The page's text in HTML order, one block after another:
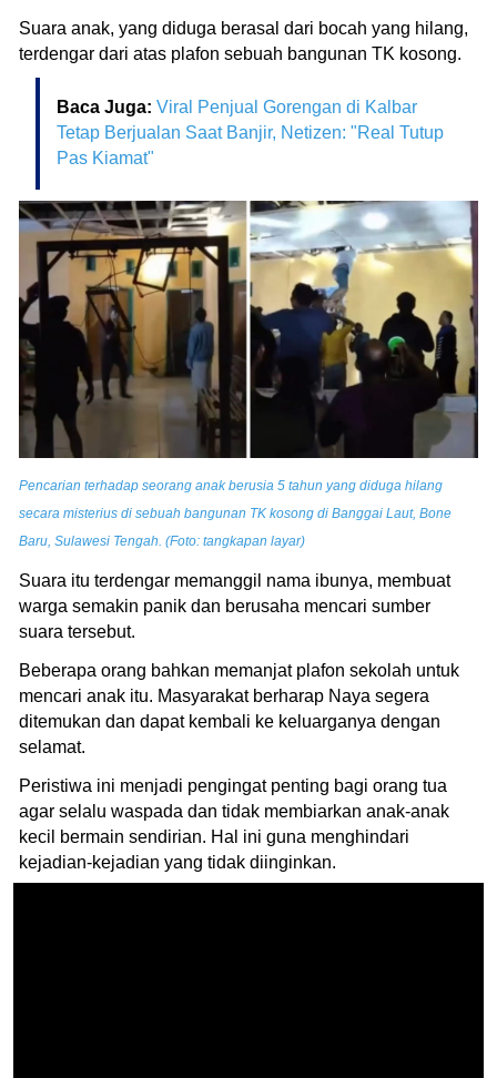
Suara anak, yang diduga berasal dari bocah yang hilang,
terdengar dari atas plafon sebuah bangunan TK kosong.
Baca Juga: Viral Penjual Gorengan di Kalbar
Tetap Berjualan Saat Banjir, Netizen: "Real Tutup
Pas Kiamat"
Pencarian terhadap seorang anak berusia 5 tahun yang diduga hilang
secara misterius di sebuah bangunan TK kosong di Banggai Laut, Bone
Baru, Sulawesi Tengah. (Foto: tangkapan layar)
Suara itu terdengar memanggil nama ibunya, membuat
warga semakin panik dan berusaha mencari sumber
suara tersebut.
Beberapa orang bahkan memanjat plafon sekolah untuk
mencari anak itu. Masyarakat berharap Naya segera
ditemukan dan dapat kembali ke keluarganya dengan
selamat.
Peristiwa ini menjadi pengingat penting bagi orang tua
agar selalu waspada dan tidak membiarkan anak-anak
kecil bermain sendirian. Hal ini guna menghindari
kejadian-kejadian yang tidak diinginkan.